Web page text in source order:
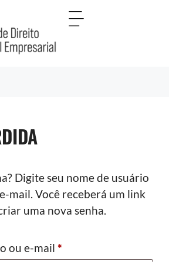
Digite seu nome de usuário
mail. Você receberá um link
uma nova senha.
ou e-mail *